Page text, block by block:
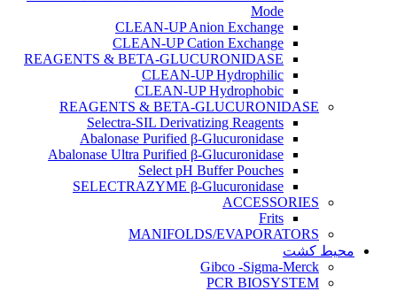
Mode
CLEAN-UP Anion Exchange
CLEAN-UP Cation Exchange
REAGENTS & BETA-GLUCURONIDASE
CLEAN-UP Hydrophilic
CLEAN-UP Hydrophobic
REAGENTS & BETA-GLUCURONIDASE
Selectra-SIL Derivatizing Reagents
Abalonase Purified β-Glucuronidase
Abalonase Ultra Purified β-Glucuronidase
Select pH Buffer Pouches
SELECTRAZYME β-Glucuronidase
ACCESSORIES
Frits
MANIFOLDS/EVAPORATORS
محیط کشت
Gibco -Sigma-Merck
PCR BIOSYSTEM